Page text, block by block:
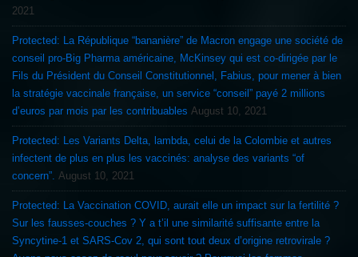
2021
Protected: La République “bananière” de Macron engage une société de
conseil pro-Big Pharma américaine, McKinsey qui est co-dirigée par le
Fils du Président du Conseil Constitutionnel, Fabius, pour mener à bien
la stratégie vaccinale française, un service “conseil” payé 2 millions
d’euros par mois par les contribuables August 10, 2021
Protected: Les Variants Delta, lambda, celui de la Colombie et autres
infectent de plus en plus les vaccinés: analyse des variants “of
concern”. August 10, 2021
Protected: La Vaccination COVID, aurait elle un impact sur la fertilité ?
Sur les fausses-couches ? Y a t’il une similarité suffisante entre la
Syncytine-1 et SARS-Cov 2, qui sont tout deux d’origine retrovirale ?